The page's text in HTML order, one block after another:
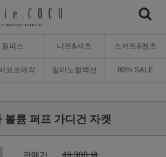
원피스 니트&셔츠 스커트&팬츠
코코제작 밀라노컬렉션 80% SALE
볼륨 퍼프 가디건 자켓
판매가 49,300 원